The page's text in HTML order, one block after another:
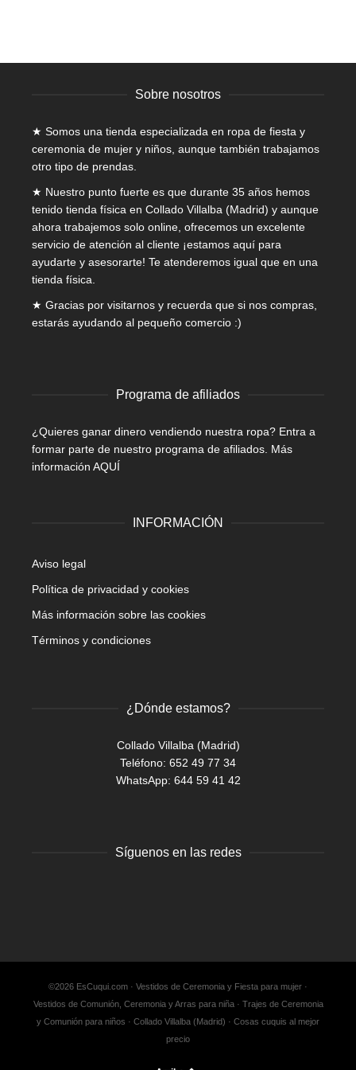
la
Sobre nosotros
★ Somos una tienda especializada en ropa de fiesta y
ceremonia de mujer y niños, aunque también trabajamos
otro tipo de prendas.
★ Nuestro punto fuerte es que durante 35 años hemos
tenido tienda física en Collado Villalba (Madrid) y aunque
ahora trabajemos solo online, ofrecemos un excelente
servicio de atención al cliente ¡estamos aquí para
ayudarte y asesorarte! Te atenderemos igual que en una
tienda física.
★ Gracias por visitarnos y recuerda que si nos compras,
estarás ayudando al pequeño comercio :)
Programa de afiliados
¿Quieres ganar dinero vendiendo nuestra ropa? Entra a
formar parte de nuestro programa de afiliados. Más
información AQUÍ
INFORMACIÓN
Aviso legal
Política de privacidad y cookies
Más información sobre las cookies
Términos y condiciones
¿Dónde estamos?
Collado Villalba (Madrid)
Teléfono: 652 49 77 34
WhatsApp: 644 59 41 42
Síguenos en las redes
©2026 EsCuqui.com · Vestidos de Ceremonia y Fiesta para mujer ·
Vestidos de Comunión, Ceremonia y Arras para niña · Trajes de Ceremonia
y Comunión para niños · Collado Villalba (Madrid) · Cosas cuquis al mejor
precio